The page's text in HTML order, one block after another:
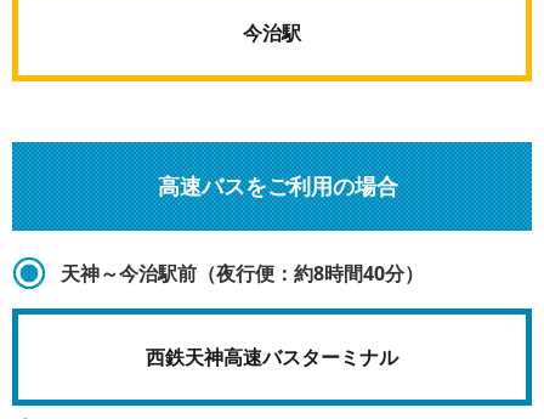
今治駅
高速バスをご利用の場合
天神～今治駅前（夜行便：約8時間40分）
西鉄天神高速バスターミナル